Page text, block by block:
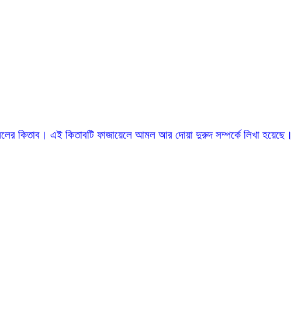
কিতাব। এই কিতাবটি ফাজায়েলে আমল আর দোয়া দুরুদ সম্পর্কে লিখা হয়েছে।